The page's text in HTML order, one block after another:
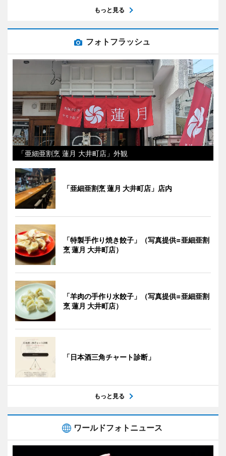
もっと見る
フォトフラッシュ
「亜細亜割烹 蓮月 大井町店」外観
「亜細亜割烹 蓮月 大井町店」店内
「特製手作り焼き餃子」（写真提供=亜細亜割
烹 蓮月 大井町店）
「羊肉の手作り水餃子」（写真提供=亜細亜割
烹 蓮月 大井町店）
「日本酒三角チャート診断」
もっと見る
ワールドフォトニュース